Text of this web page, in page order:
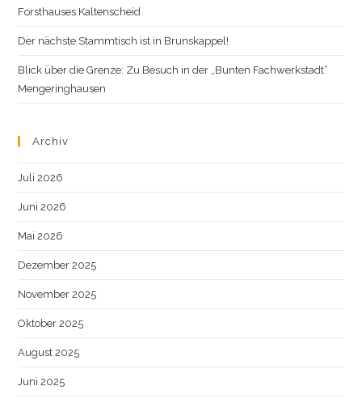
Forsthauses Kaltenscheid
Der nächste Stammtisch ist in Brunskappel!
Blick über die Grenze: Zu Besuch in der „Bunten Fachwerkstadt“
Mengeringhausen
Archiv
Juli 2026
Juni 2026
Mai 2026
Dezember 2025
November 2025
Oktober 2025
August 2025
Juni 2025